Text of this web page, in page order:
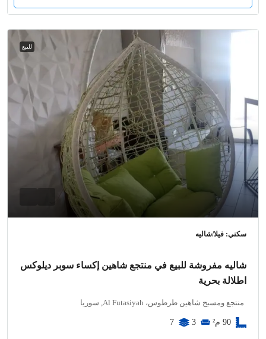
للبيع
سكني: فيلا/شاليه
شاليه مفروشة للبيع في منتجع شاهين إكساء سوبر ديلوكس
اطلالة بحرية
منتجع ومسبح شاهين طرطوس، Al Futasiyah, سوريا
90 م² 3
7